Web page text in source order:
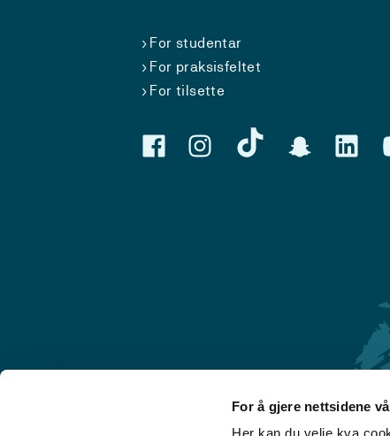
For å gjere nettsidene
For studentar
For praksisfeltet
For tilsette